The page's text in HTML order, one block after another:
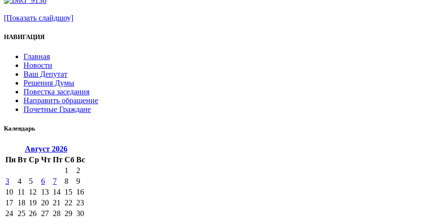
[Показать слайдшоу]
НАВИГАЦИЯ
Главная
Новости
Ваш Депутат
Решения Думы
Повестка заседания
Направить обращение
Почетные Граждане
Календарь
Август 2026
Пн Вт Ср Чт Пт Сб Вс
1
2
3
4 5 6 7 8
9
10 11 12 13 14 15 16
17 18 19 20 21 22 23
24 25 26 27 28 29 30